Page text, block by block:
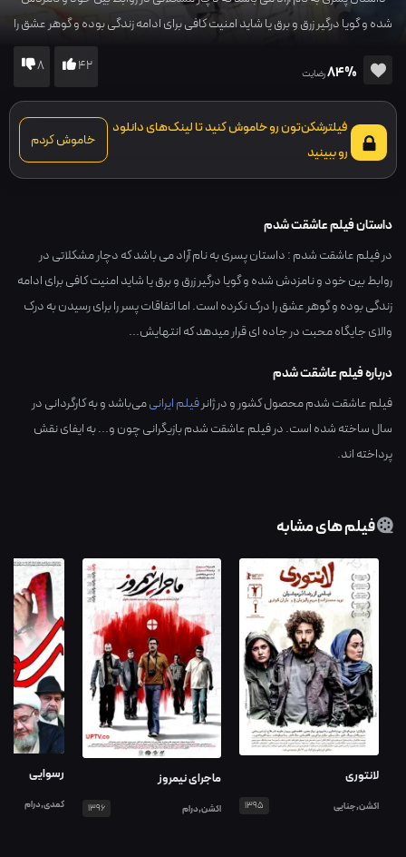
شده و گویا درگیر زرق و برق یا شاید امنیت کافی برای ادامه زندگی بوده و گوهر عشق را
درک نکرده است. اما اتفاقات پسر را برای رسیدن به درک والای جایگاه محبت در جاده
84%رضایت 42
8
فیلترشکن‌تون رو خاموش کنید تا لینک‌های دانلود
رو ببینید
خاموش کردم
داستان فیلم عاشقت شدم
در فیلم عاشقت شدم : داستان پسری به نام آراد می باشد که دچار مشکلاتی در
روابط بین خود و نامزدش شده و گویا درگیر زرق و برق یا شاید امنیت کافی برای ادامه
زندگی بوده و گوهر عشق را درک نکرده است. اما اتفاقات پسر را برای رسیدن به درک
والای جایگاه محبت در جاده ای قرار میدهد که انتهایش...
درباره فیلم عاشقت شدم
فیلم عاشقت شدم محصول کشور و در ژانرفیلم ایرانیمی‌باشد و به کارگردانی در
سال ساخته شده است. در فیلم عاشقت شدم بازیگرانی چون و... به ایفای نقش
پرداخته اند.
فیلم های مشابه
لانتوری
اکشن,جنایی 1395
ماجرای نیمروز
اکشن,درام 1396
رسوایی
کمدی,درام